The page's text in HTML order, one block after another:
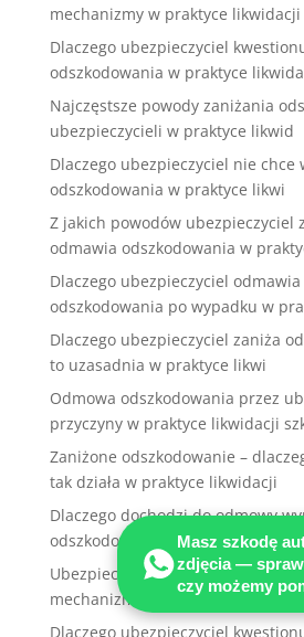
mechanizmy w praktyce likwidacji
Dlaczego ubezpieczyciel
odszkodowania w praktyce
Najczęstsze powody zaniżania
ubezpieczycieli w praktyce likwid
Dlaczego ubezpieczyciel nie chce
odszkodowania w praktyce likwi
Z jakich powodów ubezpieczyciel
odmawia odszkodowania w
Dlaczego ubezpieczyciel odmawia
odszkodowania po wypadku w
Dlaczego ubezpieczyciel zaniża
to uzasadnia w praktyce likwi
Odmowa odszkodowania przez
przyczyny w praktyce likwidacji
Zaniżone odszkodowanie –
tak działa w praktyce likwidacji
Dlaczego dochodzi do odmowy
odszkodowania w praktyce
Ubezpieczyciel zaniża
mechanizmy w praktyce likwidacji
Dlaczego ubezpieczyciel
Masz szkodę
zdjęcia —
czy możemy